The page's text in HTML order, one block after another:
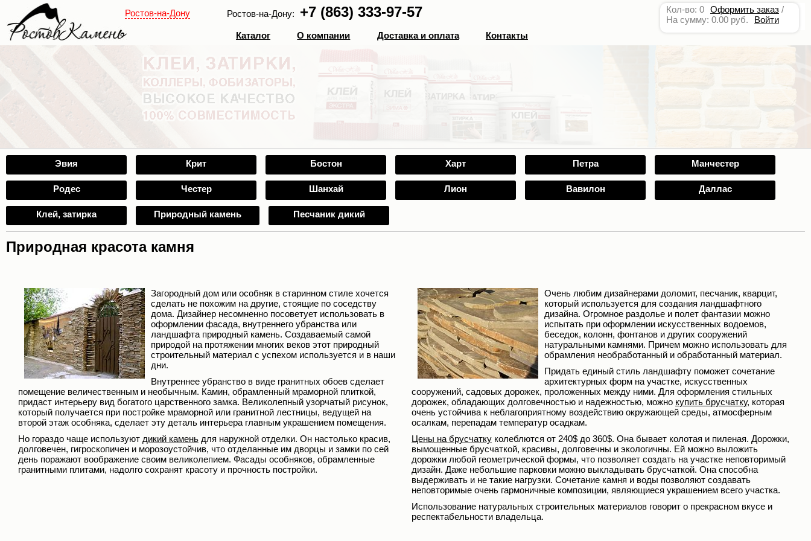
Ростов-на-Дону Ростов-на-Дону: +7 (863) 333-97-57
Кол-во: 0
На сумму: 0.00 руб.
Оформить заказ /
Войти
Каталог
О компании Доставка и оплата Контакты
Эвия Крит Бостон Харт Петра Манчестер
Родес Честер Шанхай Лион Вавилон Даллас
Клей, затирка Природный камень Песчаник дикий
Природная красота камня
Загородный дом или особняк в старинном стиле хочется
сделать не похожим на другие, стоящие по соседству
дома. Дизайнер несомненно посоветует использовать в
оформлении фасада, внутреннего убранства или
ландшафта природный камень. Создаваемый самой
природой на протяжении многих веков этот природный
строительный материал с успехом используется и в наши
дни.
Внутреннее убранство в виде гранитных обоев сделает
помещение величественным и необычным. Камин, обрамленный мраморной плиткой,
придаст интерьеру вид богатого царственного замка. Великолепный узорчатый рисунок,
который получается при постройке мраморной или гранитной лестницы, ведущей на
второй этаж особняка, сделает эту деталь интерьера главным украшением помещения.
Но гораздо чаще используют дикий камень для наружной отделки. Он настолько красив,
долговечен, гигроскопичен и морозоустойчив, что отделанные им дворцы и замки по сей
день поражают воображение своим великолепием. Фасады особняков, обрамленные
гранитными плитами, надолго сохранят красоту и прочность постройки.
Очень любим дизайнерами доломит, песчаник, кварцит,
который используется для создания ландшафтного
дизайна. Огромное раздолье и полет фантазии можно
испытать при оформлении искусственных водоемов,
беседок, колонн, фонтанов и других сооружений
натуральными камнями. Причем можно использовать для
обрамления необработанный и обработанный материал.
Придать единый стиль ландшафту поможет сочетание
архитектурных форм на участке, искусственных
сооружений, садовых дорожек, проложенных между ними. Для оформления стильных
дорожек, обладающих долговечностью и надежностью, можно купить брусчатку, которая
очень устойчива к неблагоприятному воздействию окружающей среды, атмосферным
осалкам, перепадам температур осадкам.
Цены на брусчатку колеблются от 240$ до 360$. Она бывает колотая и пиленая. Дорожки,
вымощенные брусчаткой, красивы, долговечны и экологичны. Ей можно выложить
дорожки любой геометрической формы, что позволяет создать на участке неповторимый
дизайн. Даже небольшие парковки можно выкладывать брусчаткой. Она способна
выдерживать и не такие нагрузки. Сочетание камня и воды позволяют создавать
неповторимые очень гармоничные композиции, являющиеся украшением всего участка.
Использование натуральных строительных материалов говорит о прекрасном вкусе и
респектабельности владельца.